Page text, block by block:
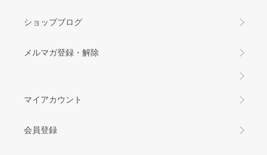
ショップブログ
メルマガ登録・解除
マイアカウント
会員登録